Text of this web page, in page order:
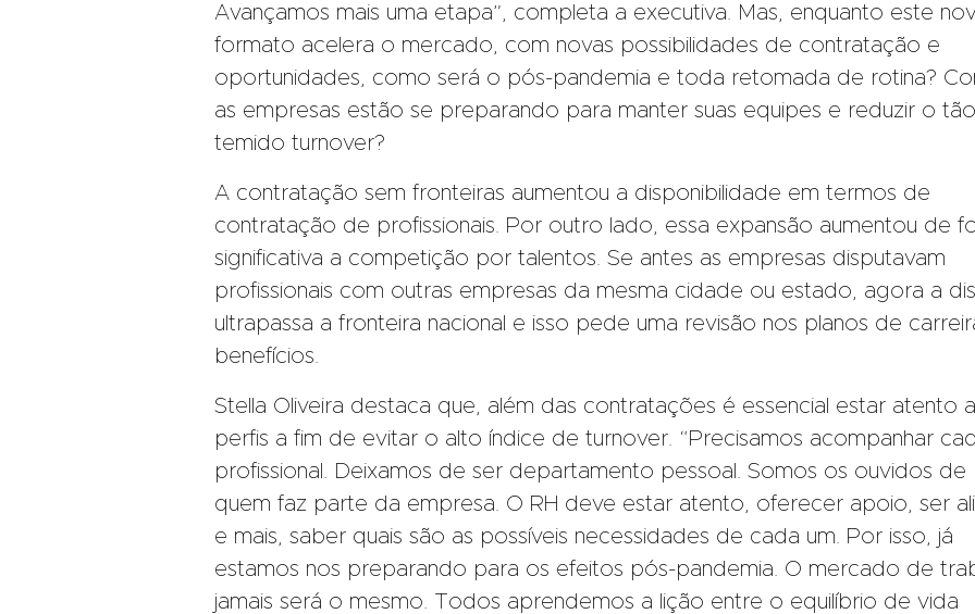
Avançamos mais uma etapa”, completa a executiva. Mas, enquanto este
formato acelera o mercado, com novas possibilidades de contratação e
oportunidades, como será o pós-pandemia e toda retomada de rotina?
as empresas estão se preparando para manter suas equipes e reduzir o tão
temido turnover?
A contratação sem fronteiras aumentou a disponibilidade em termos de
contratação de profissionais. Por outro lado, essa expansão aumentou de
significativa a competição por talentos. Se antes as empresas disputavam
profissionais com outras empresas da mesma cidade ou estado, agora a
ultrapassa a fronteira nacional e isso pede uma revisão nos planos de
benefícios.
Stella Oliveira destaca que, além das contratações é essencial estar atento
perfis a fim de evitar o alto índice de turnover. “Precisamos acompanhar
profissional. Deixamos de ser departamento pessoal. Somos os ouvidos de
quem faz parte da empresa. O RH deve estar atento, oferecer apoio, ser
e mais, saber quais são as possíveis necessidades de cada um. Por isso, já
estamos nos preparando para os efeitos pós-pandemia. O mercado de
jamais será o mesmo. Todos aprendemos a lição entre o equilíbrio de vida